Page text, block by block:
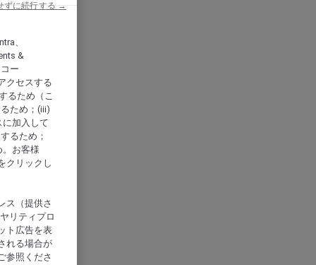
、
&
ー
クセスする
るため（こ
ため；(iii)
加入して
るため；
お客様
クリックし
ス（提供さ
リティプロ
ト広告を表
れる場合が
参照くださ
ずに続行する →